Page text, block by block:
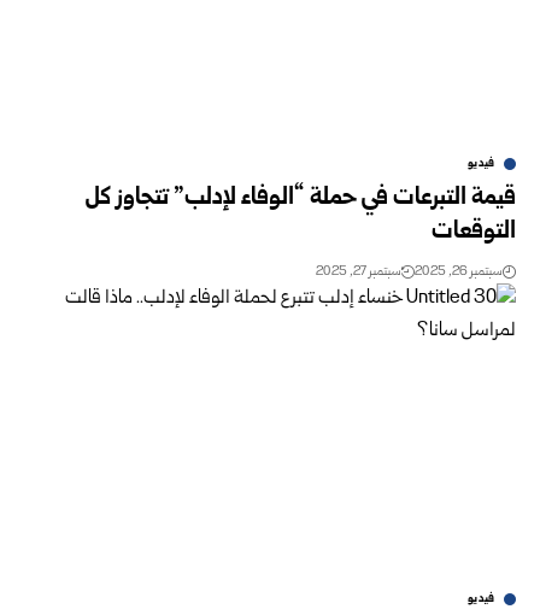
فيديو
قيمة التبرعات في حملة “الوفاء لإدلب” تتجاوز كل
التوقعات
سبتمبر 26, 2025 سبتمبر 27, 2025
فيديو